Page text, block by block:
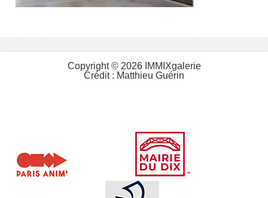
Copyright © 2026 IMMIXgalerie
Crédit : Matthieu Guérin
"